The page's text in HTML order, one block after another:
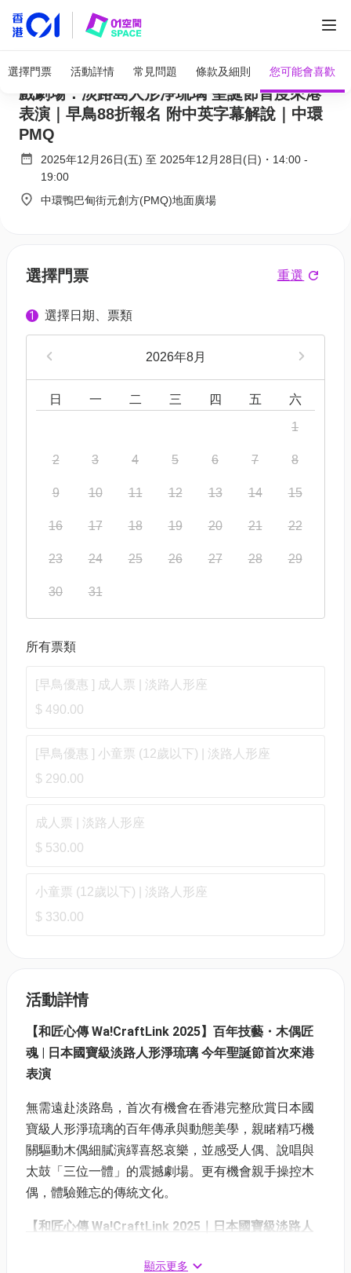
選擇門票 活動詳情 常見問題 條款及細則 您可能會喜歡
(活動完結) - 和匠心傳｜日本國寶級傳統人偶
戲劇場：淡路島人形淨琉璃 聖誕節首度來港
表演｜早鳥88折報名 附中英字幕解說｜中環
PMQ
2025年12月26日(五) 至 2025年12月28日(日) ・ 14:00 -
19:00
中環鴨巴甸街元創方(PMQ)地面廣場
選擇門票 重選
1 選擇日期、票類
2026年8月
日 一 二 三 四 五 六
1
2 3 4 5 6 7 8
9 10 11 12 13 14 15
16 17 18 19 20 21 22
23 24 25 26 27 28 29
30 31
所有票類
[早鳥優惠 ] 成人票 | 淡路人形座
$ 490.00
[早鳥優惠 ] 小童票 (12歲以下) | 淡路人形座
$ 290.00
成人票 | 淡路人形座
$ 530.00
小童票 (12歲以下) | 淡路人形座
$ 330.00
活動詳情
【和匠心傳 Wa!CraftLink 2025】百年技藝・木偶匠
魂 | 日本國寶級淡路人形淨琉璃 今年聖誕節首次來港
表演
無需遠赴淡路島，首次有機會在香港完整欣賞日本國
寶級人形淨琉璃的百年傳承與動態美學，親睹精巧機
關驅動木偶細膩演繹喜怒哀樂，並感受人偶、說唱與
太鼓「三位一體」的震撼劇場。更有機會親手操控木
偶，體驗難忘的傳統文化。
【和匠心傳 Wa!CraftLink 2025｜日本國寶級淡路人
顯示更多